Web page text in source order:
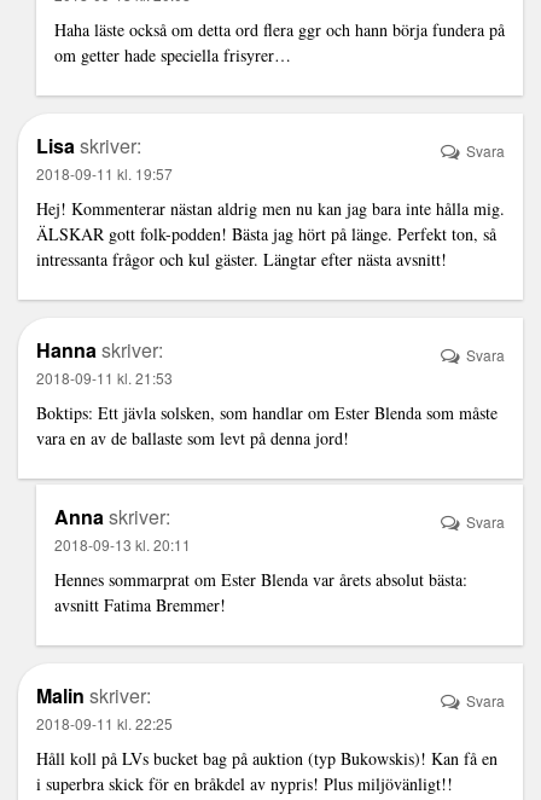
Haha läste också om detta ord flera ggr och hann börja fundera på
om getter hade speciella frisyrer…
Lisaskriver:
2018-09-11 kl. 19:57
Hej! Kommenterar nästan aldrig men nu kan jag bara inte hålla mig.
ÄLSKAR gott folk-podden! Bästa jag hört på länge. Perfekt ton, så
intressanta frågor och kul gäster. Längtar efter nästa avsnitt!
Svara
Hannaskriver:
2018-09-11 kl. 21:53
Boktips: Ett jävla solsken, som handlar om Ester Blenda som måste
vara en av de ballaste som levt på denna jord!
Svara
Annaskriver:
2018-09-13 kl. 20:11
Hennes sommarprat om Ester Blenda var årets absolut bästa:
avsnitt Fatima Bremmer!
Svara
Malin skriver:
2018-09-11 kl. 22:25
Håll koll på LVs bucket bag på auktion (typ Bukowskis)! Kan få en
i superbra skick för en bråkdel av nypris! Plus miljövänligt!!
Svara